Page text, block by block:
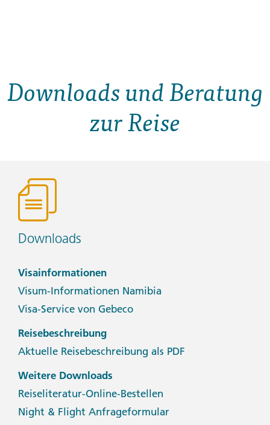
Downloads und Beratung
zur Reise
Downloads
Visainformationen
Visum-Informationen Namibia
Visa-Service von Gebeco
Reisebeschreibung
Aktuelle Reisebeschreibung als PDF
Weitere Downloads
Reiseliteratur-Online-Bestellen
Night & Flight Anfrageformular